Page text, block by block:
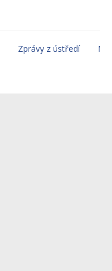
Zprávy z ústředí